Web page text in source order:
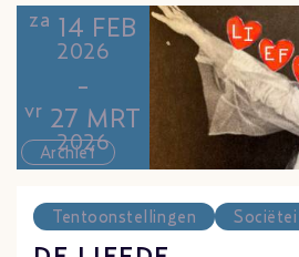
za 14 FEB
2026
-
vr 27 MRT
2026
Archief
Tentoonstellingen